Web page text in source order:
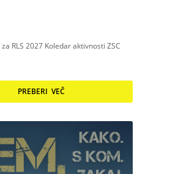
RLS 2027 Koledar aktivnosti ZSC
PREBERI VEČ